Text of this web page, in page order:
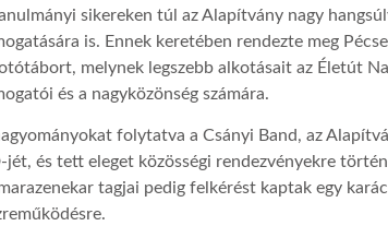
sikereken túl az Alapítvány nagy
is. Ennek keretében rendezte meg
melynek legszebb alkotásait az Életút
és a nagyközönség számára.
folytatva a Csányi Band, az
jét, és tett eleget közösségi rendezvényekre
tagjai pedig felkérést kaptak egy